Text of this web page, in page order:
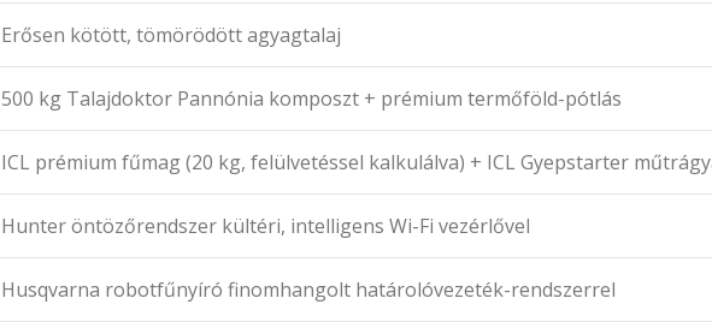
Erősen kötött, tömörödött agyagtalaj
500 kg Talajdoktor Pannónia komposzt + prémium termőföld-pótlás
ICL prémium fűmag (20 kg, felülvetéssel kalkulálva) + ICL Gyepstarter
Hunter öntözőrendszer kültéri, intelligens Wi-Fi vezérlővel
Husqvarna robotfűnyíró finomhangolt határolóvezeték-rendszerrel